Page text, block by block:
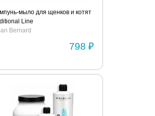
мыло для щенков и котят
Line
Bernard
798 ₽